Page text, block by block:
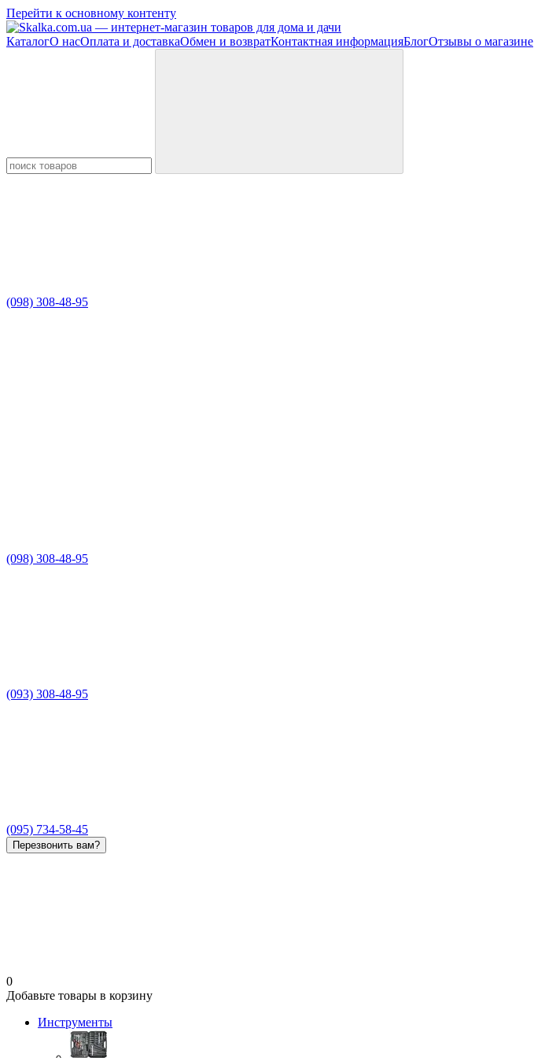
Перейти к основному контенту
КаталогО насОплата и доставкаОбмен и возвратКонтактная информацияБлогОтзывы о магазине
(098) 308-48-95
(098) 308-48-95
(093) 308-48-95
(095) 734-58-45
Перезвонить вам?
0
Добавьте товары в корзину
Инструменты